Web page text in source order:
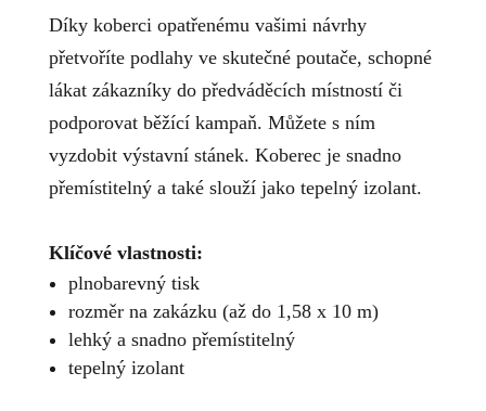
Díky koberci opatřenému vašimi návrhy
přetvoříte podlahy ve skutečné poutače, schopné
lákat zákazníky do předváděcích místností či
podporovat běžící kampaň. Můžete s ním
vyzdobit výstavní stánek. Koberec je snadno
přemístitelný a také slouží jako tepelný izolant.
Klíčové vlastnosti:
plnobarevný tisk
rozměr na zakázku (až do 1,58 x 10 m)
lehký a snadno přemístitelný
tepelný izolant